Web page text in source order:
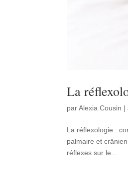
La
parAlexia Cousin |
La réflexologie :
palmaire et
réflexes sur le...